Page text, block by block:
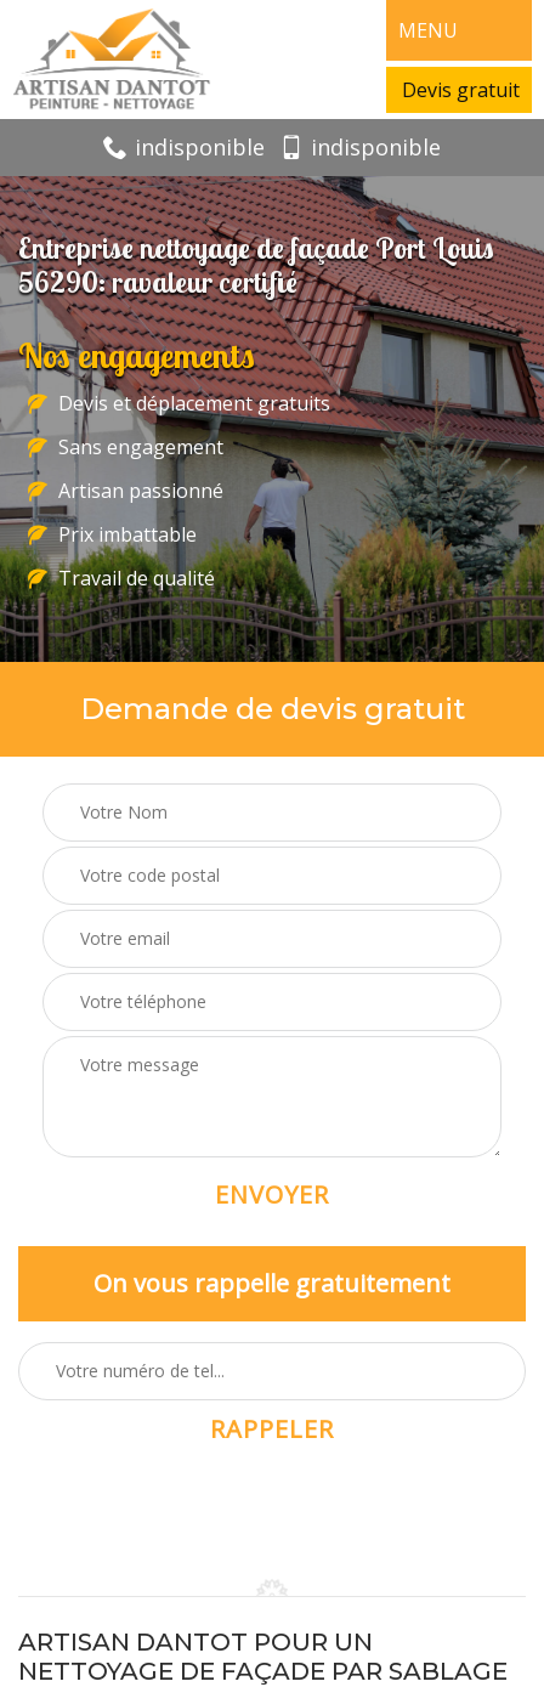
MENU
Devis gratuit
indisponible indisponible
Entreprise nettoyage de façade Port Louis
56290: ravaleur certifié
Nos engagements
Devis et déplacement gratuits
Sans engagement
Artisan passionné
Prix imbattable
Travail de qualité
Demande de devis gratuit
On vous rappelle gratuitement
ARTISAN DANTOT POUR UN
NETTOYAGE DE FAÇADE PAR SABLAGE